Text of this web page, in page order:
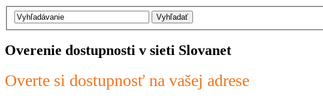
Overenie dostupnosti v sieti Slovanet
Overte si dostupnosť na vašej adrese